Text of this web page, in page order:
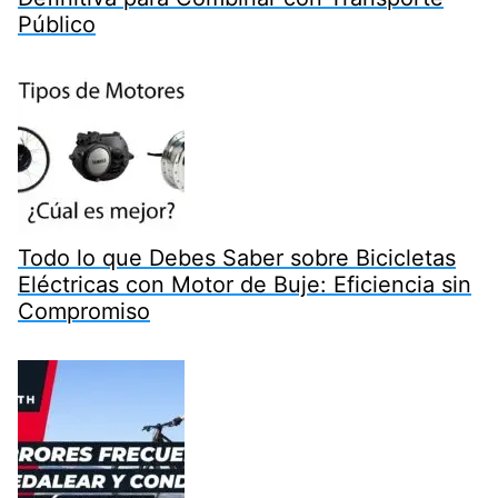
Público
Todo lo que Debes Saber sobre Bicicletas
Eléctricas con Motor de Buje: Eficiencia sin
Compromiso